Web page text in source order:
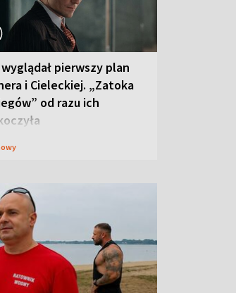
pierwszy plan
i Cieleckiej. „Zatoka
od razu ich